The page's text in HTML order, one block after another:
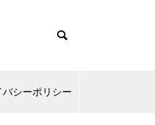
バシーポリシー